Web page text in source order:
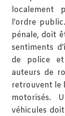
localement
l’ordre
pénale, doit
sentiments
de police
auteurs de
retrouvent le
motorisés.
véhicules